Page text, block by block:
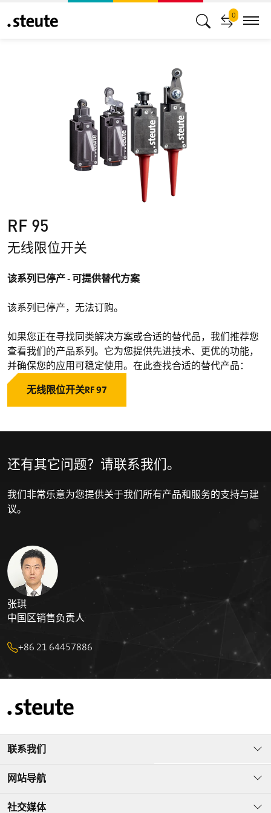
0
RF 95
无线限位开关
该系列已停产 - 可提供替代方案
该系列已停产，无法订购。
如果您正在寻找同类解决方案或合适的替代品，我们推荐您
查看我们的产品系列。它为您提供先进技术、更优的功能，
并确保您的应用可稳定使用。在此查找合适的替代产品：
无线限位开关RF 97
还有其它问题？请联系我们。
我们非常乐意为您提供关于我们所有产品和服务的支持与建
议。
张琪
中国区销售负责人
+86 21 64457886
联系我们
网站导航
社交媒体